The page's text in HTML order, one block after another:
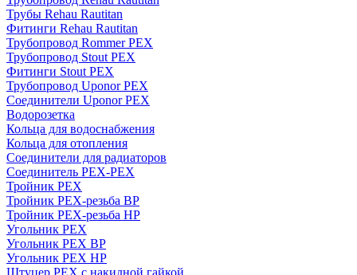
Трубы Rehau Rautitan
Фитинги Rehau Rautitan
Трубопровод Rommer PEX
Трубопровод Stout PEX
Фитинги Stout PEX
Трубопровод Uponor PEX
Соединители Uponor PEX
Водорозетка
Кольца для водоснабжения
Кольца для отопления
Соединители для радиаторов
Соединитель PEX-PEX
Тройник PEX
Тройник PEX-резьба ВР
Тройник PEX-резьба НР
Угольник PEX
Угольник PEX ВР
Угольник PEX НР
Штуцер PEX c накидной гайкой